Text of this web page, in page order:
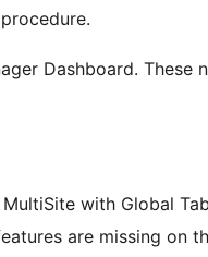
Dashboard. These
with Global
are missing on